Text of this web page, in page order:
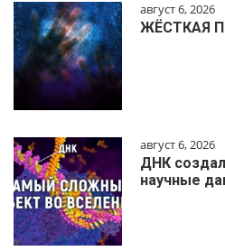
август 6, 2026
ЖЁСТКАЯ
август 6, 2026
ДНК
научные